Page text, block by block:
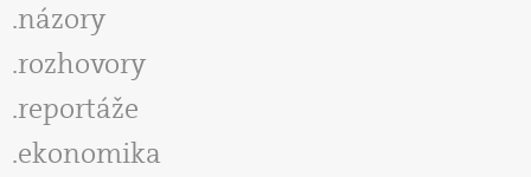
názory
rozhovory
reportáže
ekonomika